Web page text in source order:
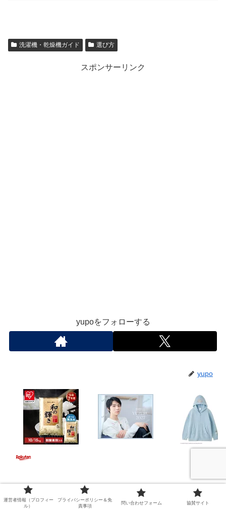
洗濯機・乾燥機ガイド 選び方
スポンサーリンク
yupoをフォローする
yupo
※当サイトは、プロモーションが含まれてい
運営者情報（プロフィー
ル）
プライバシーポリシー＆免
責事項
問い合わせフォーム 協賛サイト